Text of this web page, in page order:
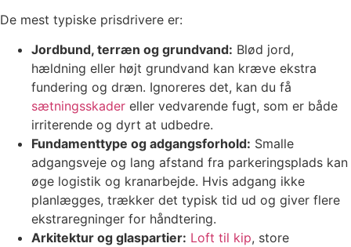
De mest typiske prisdrivere er:
Jordbund, terræn og grundvand: Blød jord,
hældning eller højt grundvand kan kræve ekstra
fundering og dræn. Ignoreres det, kan du få
sætningsskader eller vedvarende fugt, som er både
irriterende og dyrt at udbedre.
Fundamenttype og adgangsforhold: Smalle
adgangsveje og lang afstand fra parkeringsplads kan
øge logistik og kranarbejde. Hvis adgang ikke
planlægges, trækker det typisk tid ud og giver flere
ekstraregninger for håndtering.
Arkitektur og glaspartier: Loft til kip, store